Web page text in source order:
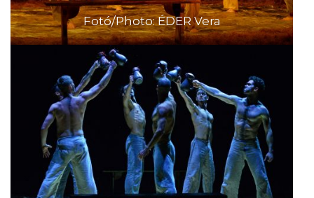
Fotó/Photo: ÉDER Vera